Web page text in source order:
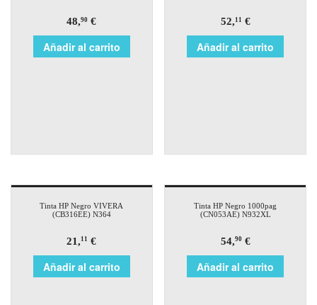
48,90 €
Añadir al carrito
52,11 €
Añadir al carrito
Tinta HP Negro VIVERA
(CB316EE) N364
21,11 €
Añadir al carrito
Tinta HP Negro 1000pag
(CN053AE) N932XL
54,90€
Añadir al carrito